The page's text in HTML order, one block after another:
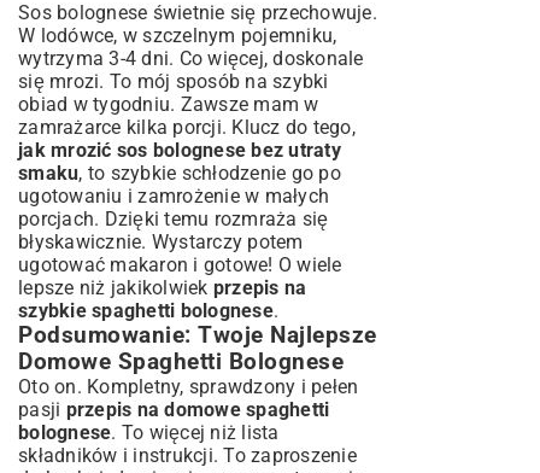
Sos bolognese świetnie się przechowuje.
W lodówce, w szczelnym pojemniku,
wytrzyma 3-4 dni. Co więcej, doskonale
się mrozi. To mój sposób na szybki
obiad w tygodniu. Zawsze mam w
zamrażarce kilka porcji. Klucz do tego,
jak mrozić sos bolognese bez utraty
smaku, to szybkie schłodzenie go po
ugotowaniu i zamrożenie w małych
porcjach. Dzięki temu rozmraża się
błyskawicznie. Wystarczy potem
ugotować makaron i gotowe! O wiele
lepsze niż jakikolwiek przepis na
szybkie spaghetti bolognese.
Podsumowanie: Twoje Najlepsze
Domowe Spaghetti Bolognese
Oto on. Kompletny, sprawdzony i pełen
pasji przepis na domowe spaghetti
bolognese. To więcej niż lista
składników i instrukcji. To zaproszenie